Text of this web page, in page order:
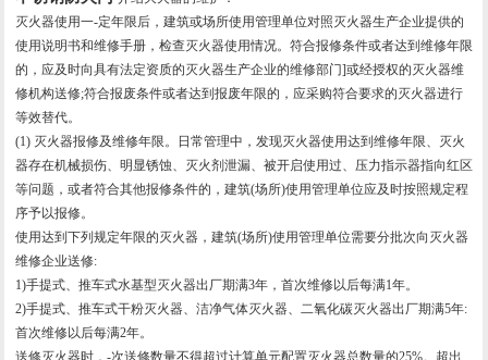
灭火器使用一-定年限后，建筑或场所使用管理单位对照灭火器生产企业提供的
使用说明书和维修手册，检查灭火器使用情况。符合报修条件或者达到维修年限
的，应及时向具有法定资质的灭火器生产企业的维修部门]或经授权的灭火器维
修机构送修;符合报废条件或者达到报废年限的，应采购符合要求的灭火器进行
等效替代。
(1) 灭火器报修及维修年限。日常管理中，发现灭火器使用达到维修年限、灭火
器存在机械损伤、明显锈蚀、灭火剂泄漏、被开启使用过、压力指示器指向红区
等问题，或者符合其他报修条件的，建筑(场所)使用管理单位应及时按照规定程
序予以报修。
使用达到下列规定年限的灭火器，建筑(场所)使用管理单位需要分批次向灭火器
维修企业送修:
1)手提式、推车式水基型灭火器出厂期满3年，首次维修以后每满1年。
2)手提式、推车式干粉灭火器、洁净气体灭火器、二氧化碳灭火器出厂期满5年:
首次维修以后每满2年。
送修灭火器时，-次送修数量不得超过计算单元配置灭火器总数量的25%。超出